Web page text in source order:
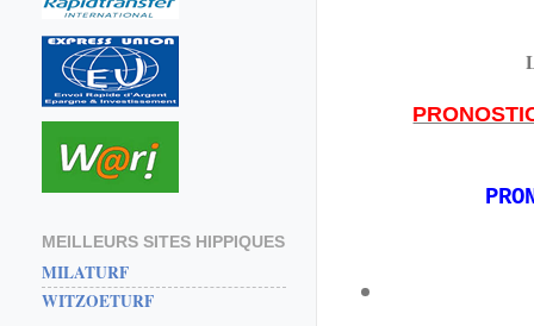
MEILLEURS SITES HIPPIQUES
MILATURF
WITZOETURF